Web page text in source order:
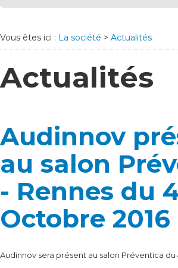
Vous êtes ici : La société > Actualités
Actualités
Audinnov
au salon
- Rennes du
Octobre 2016
Audinnov sera présent au salon Préventica du